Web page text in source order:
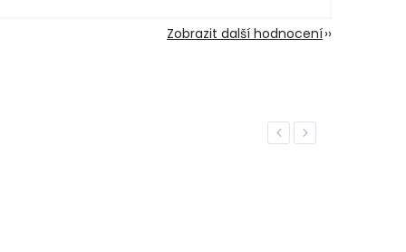
Zobrazit další hodnocení
Previous
Next